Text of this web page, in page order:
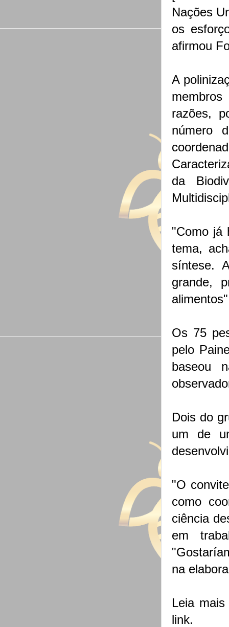
Nações
os
afirmou
A
razões,
número
da
"Como já
tema,
síntese.
grande,
Os 75
pelo
baseou
Dois do
um de
"O
como
ciência
em
na
Leia
link.